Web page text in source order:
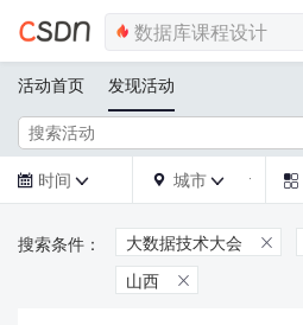
活动首页 发现活动
 时间   城市  
大数据技术大会 
山西 